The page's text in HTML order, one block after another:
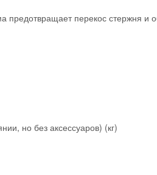
предотвращает перекос стержня
но без аксессуаров) (кг)